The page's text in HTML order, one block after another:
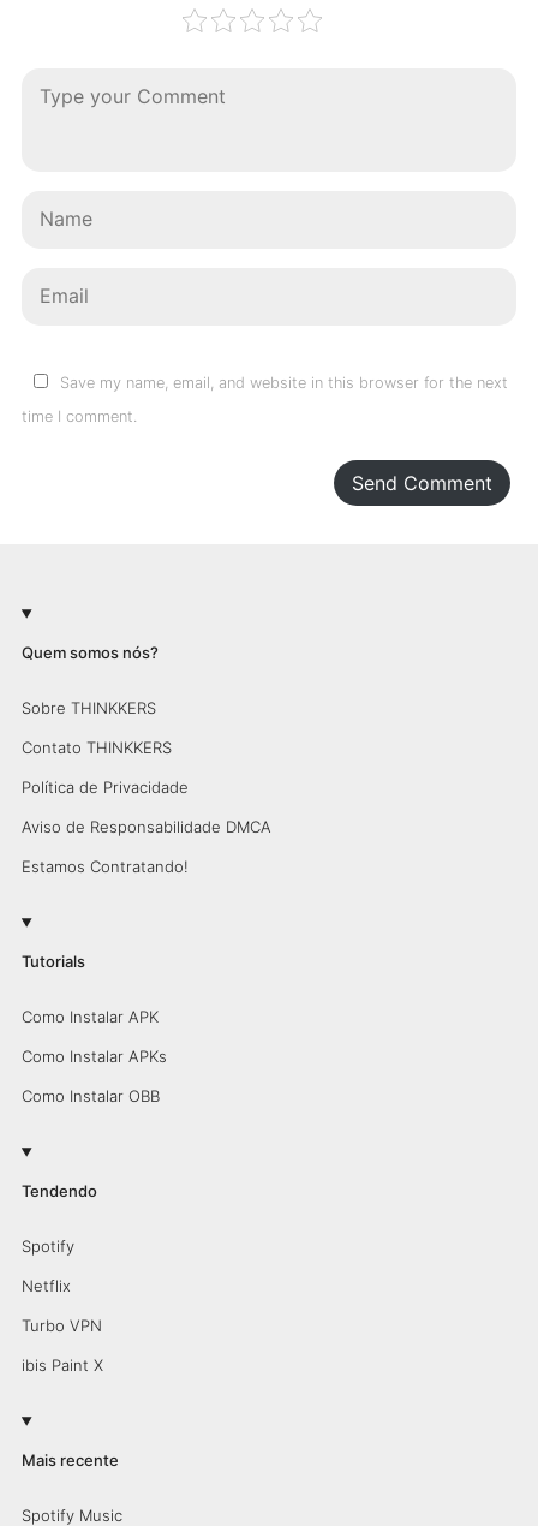
Save my name, email, and website in this browser for the next
time I comment.
Send Comment
Quem somos nós?
Sobre THINKKERS
Contato THINKKERS
Política de Privacidade
Aviso de Responsabilidade DMCA
Estamos Contratando!
Tutorials
Como Instalar APK
Como Instalar APKs
Como Instalar OBB
Tendendo
Spotify
Netflix
Turbo VPN
ibis Paint X
Mais recente
Spotify Music